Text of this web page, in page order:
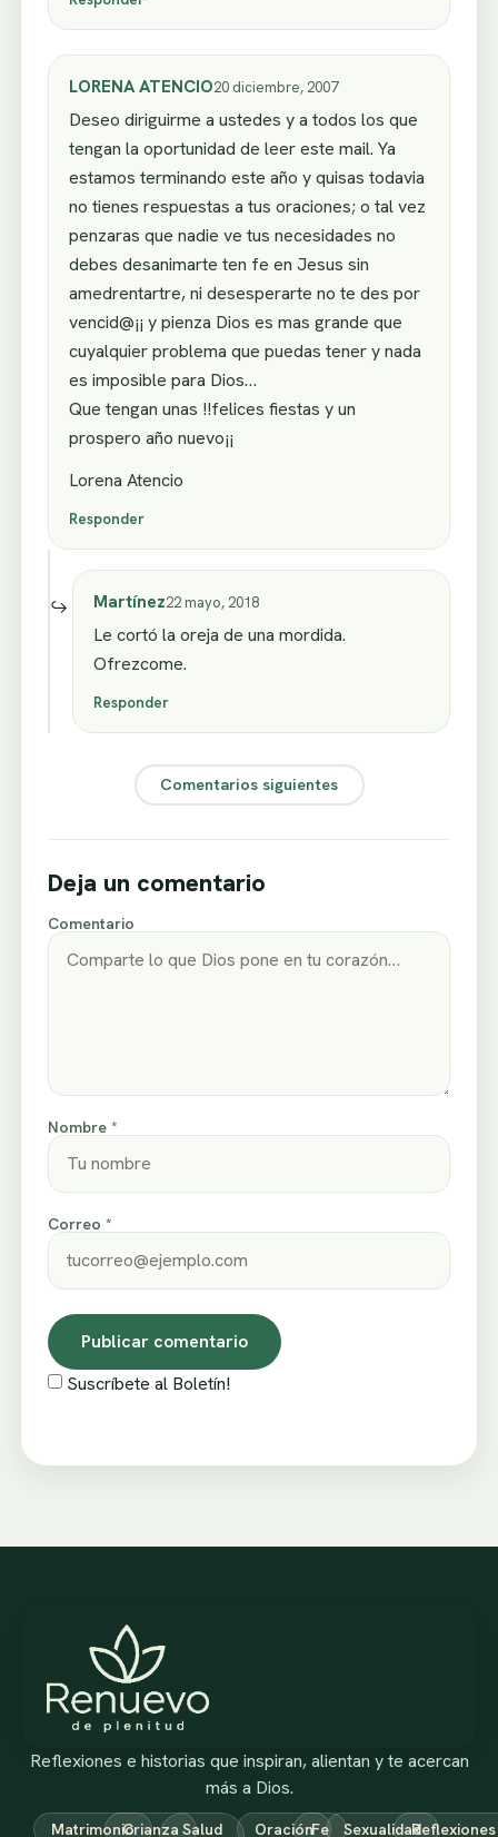
LORENA ATENCIO20 diciembre, 2007
Deseo diriguirme a ustedes y a todos los que
tengan la oportunidad de leer este mail. Ya
estamos terminando este año y quisas todavia
no tienes respuestas a tus oraciones; o tal vez
penzaras que nadie ve tus necesidades no
debes desanimarte ten fe en Jesus sin
amedrentartre, ni desesperarte no te des por
vencid@¡¡ y pienza Dios es mas grande que
cuyalquier problema que puedas tener y nada
es imposible para Dios…
Que tengan unas !!felices fiestas y un
prospero año nuevo¡¡
Lorena Atencio
Responder
Martínez22 mayo, 2018
Le cortó la oreja de una mordida.
Ofrezcome.
Responder
Comentarios siguientes
Deja un comentario
Comentario
Nombre *
Correo *
Suscríbete al Boletín!
Reflexiones e historias que inspiran, alientan y te acercan
más a Dios.
MatrimonioCrianza Salud OraciónFe SexualidadReflexiones